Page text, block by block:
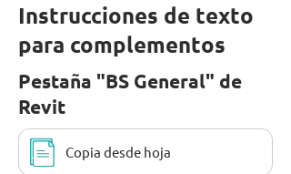
Instrucciones de texto
para complementos
Pestaña "BS General" de
Revit
Copia desde hoja